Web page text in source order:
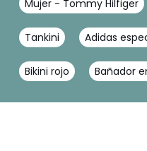
Mujer - Tommy Hilfiger
Tankini Adidas
Bikini rojo Bañador